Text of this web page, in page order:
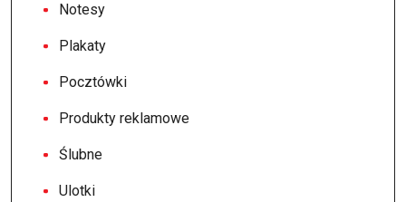
Notesy
Plakaty
Pocztówki
Produkty reklamowe
Ślubne
Ulotki